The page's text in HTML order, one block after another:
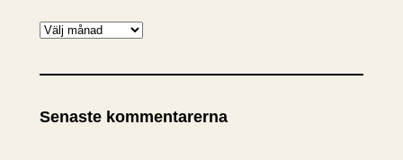
A
k
v
Senaste kommentarerna